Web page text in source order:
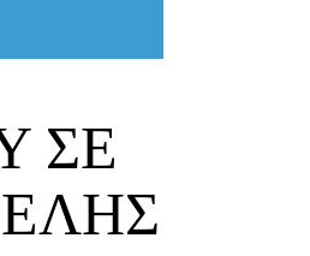
ΣΕ